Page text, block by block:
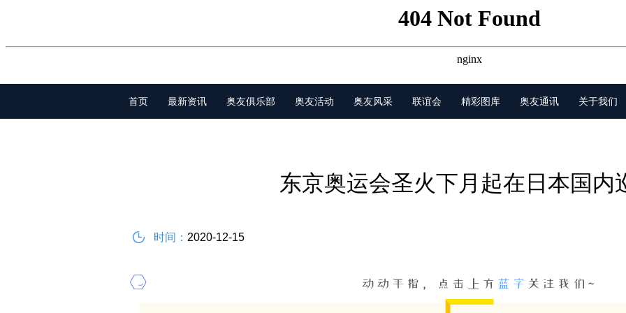
首页 最新资讯 奥友俱乐部 奥友活动 奥友风采 联谊会 精彩图库 奥友通讯 关于我们
东京奥运会圣火下月起在日本国内
时间： 2020-12-15